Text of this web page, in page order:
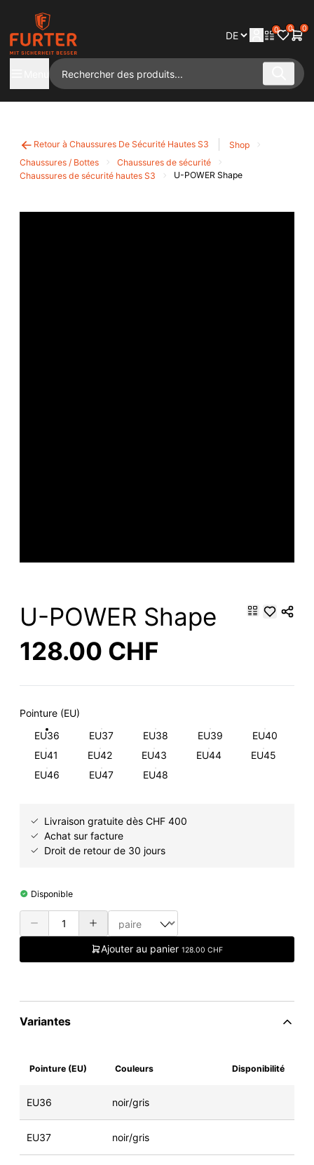
0 0 0
Retour à Chaussures De Sécurité Hautes S3
Shop
Chaussures / Bottes
Chaussures de sécurité
Chaussures de sécurité hautes S3
U-POWER Shape
U-POWER Shape
128.00 CHF
Pointure (EU)
EU36
EU37 EU38 EU39
EU40
EU41
EU42 EU43 EU44
EU45
EU46
EU47 EU48
Livraison gratuite dès CHF 400
Achat sur facture
Droit de retour de 30 jours
Disponible
Ajouter au panier 128.00 CHF
Variantes
Pointure (EU) Couleurs Disponibilité
EU36 noir/gris
EU37 noir/gris